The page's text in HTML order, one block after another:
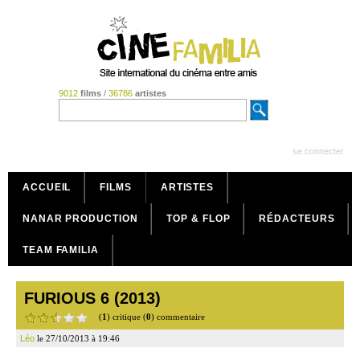
9012 films/ 36786 artistes
se connecter
ACCUEIL FILMS ARTISTES
NANAR PRODUCTION TOP & FLOP RÉDACTEURS
TEAM FAMILIA
FURIOUS 6 (2013)
(1) critique (0) commentaire
Léo le 27/10/2013 à 19:46